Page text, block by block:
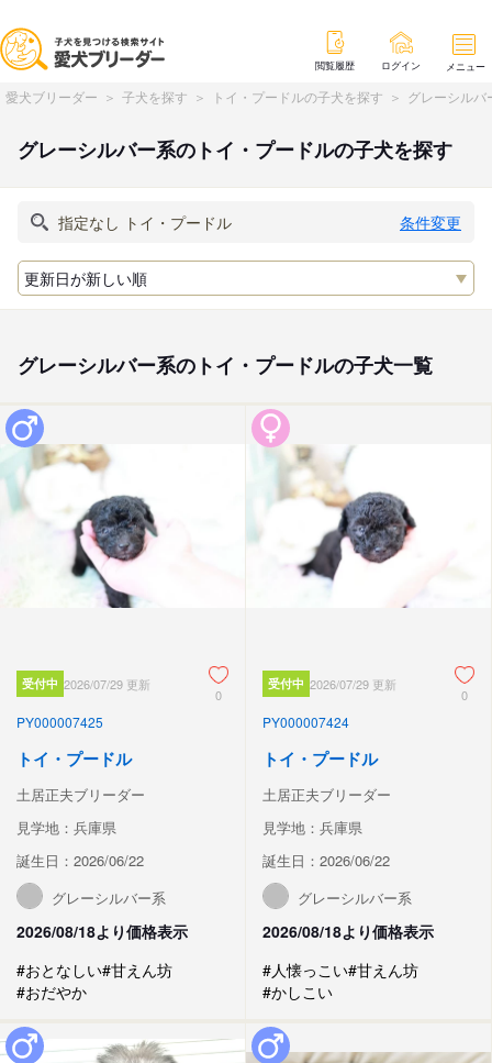
閲覧履歴 ログイン メニュー
愛犬ブリーダー 子犬を探す トイ・プードルの子犬を探す グレーシル
グレーシルバー系のトイ・プードルの子犬を探す
条件変更
グレーシルバー系のトイ・プードルの子犬一覧
受付中 2026/07/29 更新
0
PY000007425
トイ・プードル
土居正夫ブリーダー
見学地：兵庫県
誕生日：2026/06/22
グレーシルバー系
2026/08/18より価格表示
#おとなしい#甘えん坊
#おだやか
受付中 2026/07/29 更新
0
PY000007424
トイ・プードル
土居正夫ブリーダー
見学地：兵庫県
誕生日：2026/06/22
グレーシルバー系
2026/08/18より価格表示
#人懐っこい#甘えん坊
#かしこい